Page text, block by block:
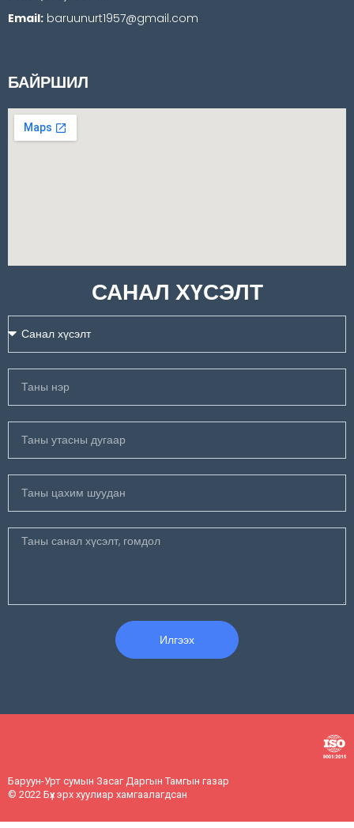
Email: baruunurt1957@gmail.com
БАЙРШИЛ
САНАЛ ХҮСЭЛТ
Илгээх
Баруун-Урт сумын Засаг Даргын Тамгын газар
© 2022 Бүх эрх хуулиар хамгаалагдсан